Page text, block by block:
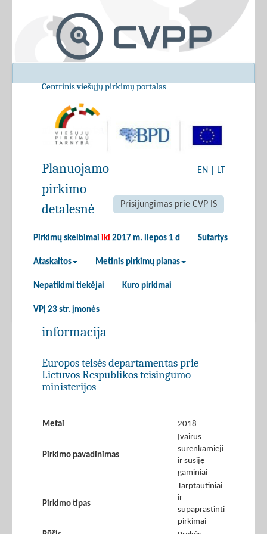
Centrinis viešųjų pirkimų portalas
EN LT
Prisijungimas prie CVP IS
Pirkimų skelbimai iki 2017 m. liepos 1 d Sutartys
Ataskaitos Metinis pirkimų planas
Nepatikimi tiekėjai Kuro pirkimai
VPĮ 23 str. įmonės
Planuojamo
pirkimo
detalesnė
informacija
Europos teisės departamentas prie
Lietuvos Respublikos teisingumo
ministerijos
Metai 2018
Pirkimo pavadinimas
Įvairūs
surenkamieji
ir susiję
gaminiai
Pirkimo tipas
Tarptautiniai
ir
supaprastinti
pirkimai